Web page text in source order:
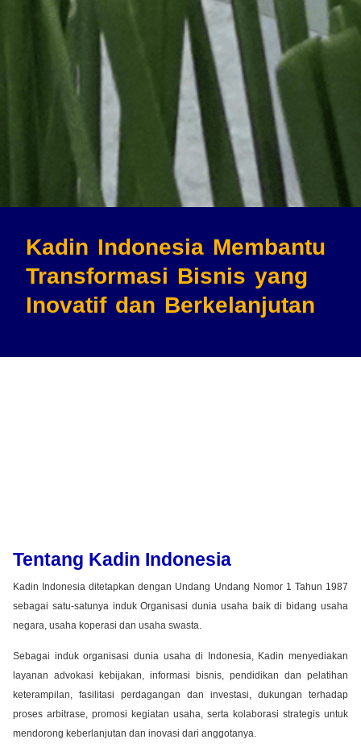
Kadin Indonesia Membantu
Transformasi Bisnis yang
Inovatif dan Berkelanjutan
Tentang Kadin Indonesia
Kadin Indonesia ditetapkan dengan Undang Undang Nomor 1 Tahun 1987
sebagai satu-satunya induk Organisasi dunia usaha baik di bidang usaha
negara, usaha koperasi dan usaha swasta.
Sebagai induk organisasi dunia usaha di Indonesia, Kadin menyediakan
layanan advokasi kebijakan, informasi bisnis, pendidikan dan pelatihan
keterampilan, fasilitasi perdagangan dan investasi, dukungan terhadap
proses arbitrase, promosi kegiatan usaha, serta kolaborasi strategis untuk
mendorong keberlanjutan dan inovasi dari anggotanya.